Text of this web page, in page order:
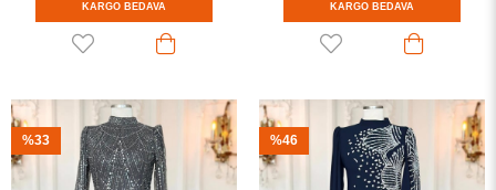
KARGO BEDAVA KARGO BEDAVA
%33 %46